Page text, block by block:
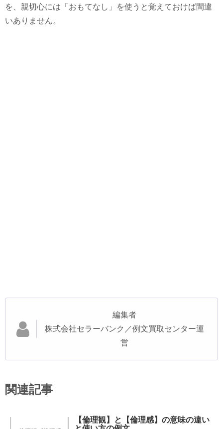
を、親切心には「おもてなし」を使うと覚えておけば間違
いありません。
編集者
株式会社セラーバンク／例文買取センター運
営
関連記事
【倫理観】と【倫理感】の意味の違い